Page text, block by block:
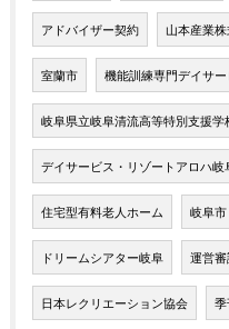
アドバイザー契約 山本産業
室蘭市 機能訓練専門デイサー
岐阜県立岐阜清流高等特別支援学
デイサービス・リゾートアロハ岐
住宅型有料老人ホーム 岐阜市
ドリームシアター岐阜 運営
日本レクリエーション協会